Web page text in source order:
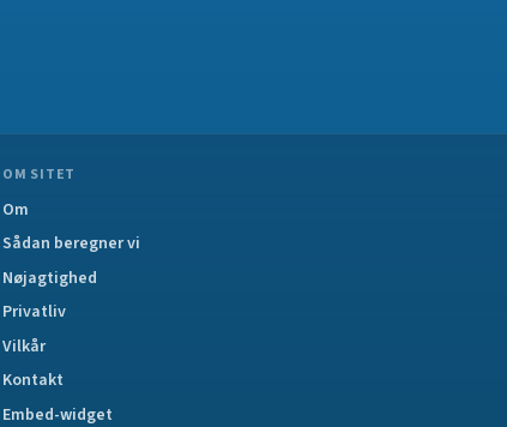
OM SITET
Om
Sådan beregner vi
Nøjagtighed
Privatliv
Vilkår
Kontakt
Embed-widget